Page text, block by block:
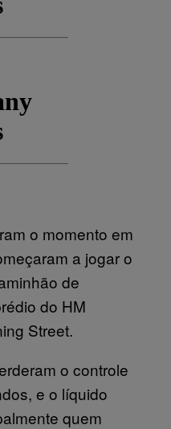
o momento em
a jogar o
de
do HM
Street.
o controle
e o líquido
quem